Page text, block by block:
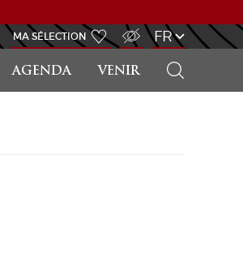
AGENDA VENIR
MA SÉLECTION FR